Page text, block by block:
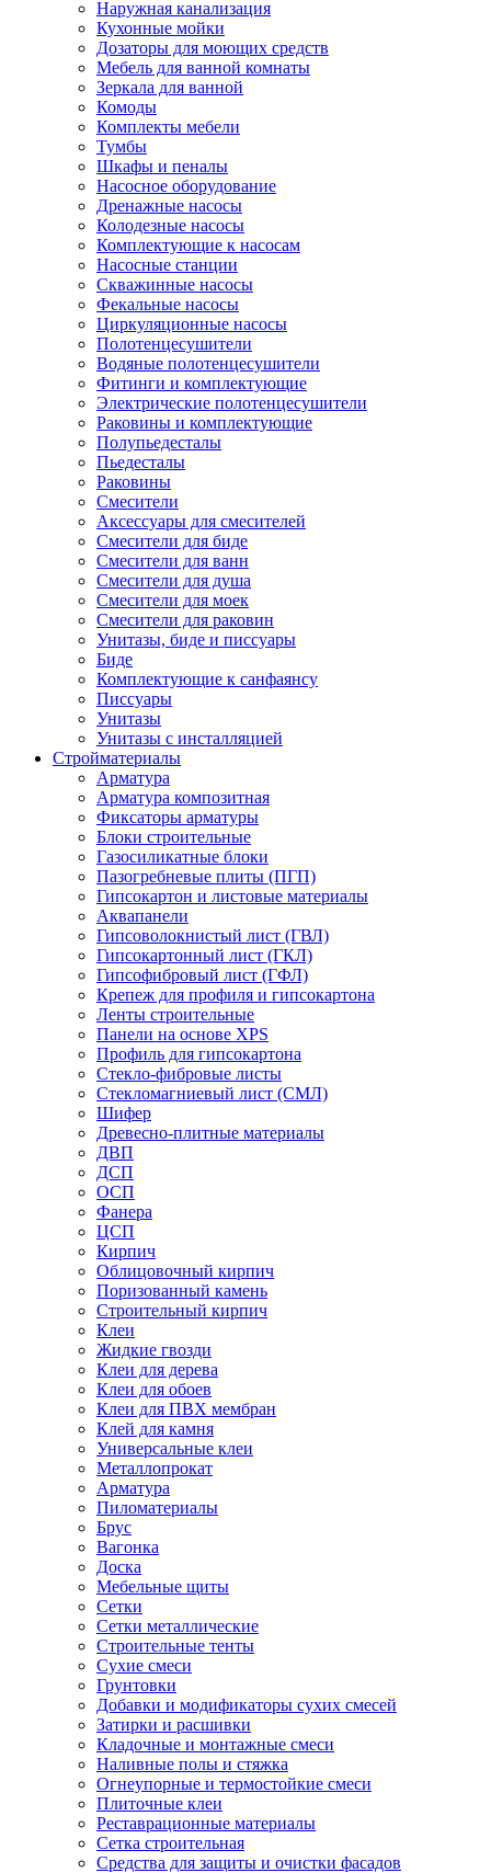
Наружная канализация
Кухонные мойки
Дозаторы для моющих средств
Мебель для ванной комнаты
Зеркала для ванной
Комоды
Комплекты мебели
Тумбы
Шкафы и пеналы
Насосное оборудование
Дренажные насосы
Колодезные насосы
Комплектующие к насосам
Насосные станции
Скважинные насосы
Фекальные насосы
Циркуляционные насосы
Полотенцесушители
Водяные полотенцесушители
Фитинги и комплектующие
Электрические полотенцесушители
Раковины и комплектующие
Полупьедесталы
Пьедесталы
Раковины
Смесители
Аксессуары для смесителей
Смесители для биде
Смесители для ванн
Смесители для душа
Смесители для моек
Смесители для раковин
Унитазы, биде и писсуары
Биде
Комплектующие к санфаянсу
Писсуары
Унитазы
Унитазы с инсталляцией
Стройматериалы
Арматура
Арматура композитная
Фиксаторы арматуры
Блоки строительные
Газосиликатные блоки
Пазогребневые плиты (ПГП)
Гипсокартон и листовые материалы
Аквапанели
Гипсоволокнистый лист (ГВЛ)
Гипсокартонный лист (ГКЛ)
Гипсофибровый лист (ГФЛ)
Крепеж для профиля и гипсокартона
Ленты строительные
Панели на основе XPS
Профиль для гипсокартона
Стекло-фибровые листы
Стекломагниевый лист (СМЛ)
Шифер
Древесно-плитные материалы
ДВП
ДСП
ОСП
Фанера
ЦСП
Кирпич
Облицовочный кирпич
Поризованный камень
Строительный кирпич
Клеи
Жидкие гвозди
Клеи для дерева
Клеи для обоев
Клеи для ПВХ мембран
Клей для камня
Универсальные клеи
Металлопрокат
Арматура
Пиломатериалы
Брус
Вагонка
Доска
Мебельные щиты
Сетки
Сетки металлические
Строительные тенты
Сухие смеси
Грунтовки
Добавки и модификаторы сухих смесей
Затирки и расшивки
Кладочные и монтажные смеси
Наливные полы и стяжка
Огнеупорные и термостойкие смеси
Плиточные клеи
Реставрационные материалы
Сетка строительная
Средства для защиты и очистки фасадов